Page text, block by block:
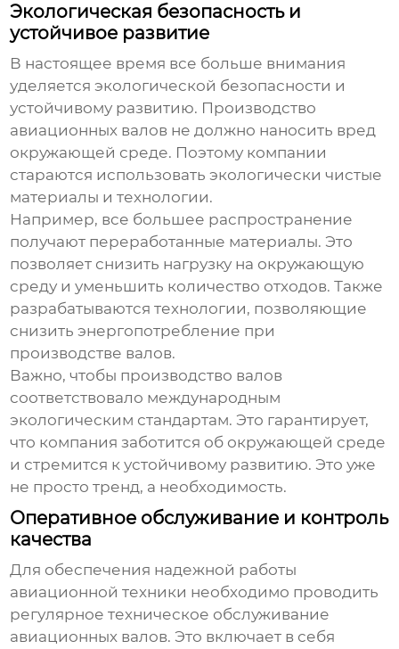
Экологическая безопасность и
устойчивое развитие
В настоящее время все больше внимания
уделяется экологической безопасности и
устойчивому развитию. Производство
авиационных валов не должно наносить вред
окружающей среде. Поэтому компании
стараются использовать экологически чистые
материалы и технологии.
Например, все большее распространение
получают переработанные материалы. Это
позволяет снизить нагрузку на окружающую
среду и уменьшить количество отходов. Также
разрабатываются технологии, позволяющие
снизить энергопотребление при
производстве валов.
Важно, чтобы производство валов
соответствовало международным
экологическим стандартам. Это гарантирует,
что компания заботится об окружающей среде
и стремится к устойчивому развитию. Это уже
не просто тренд, а необходимость.
Оперативное обслуживание и контроль
качества
Для обеспечения надежной работы
авиационной техники необходимо проводить
регулярное техническое обслуживание
авиационных валов. Это включает в себя